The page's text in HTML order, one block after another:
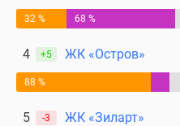
32 % 68 %
4 +5 ЖК «Остров»
88 %
5 -3 ЖК «Зиларт»